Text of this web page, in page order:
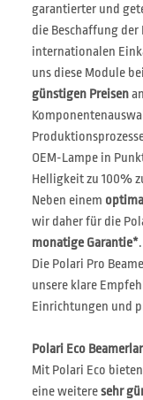
garantierter und
die Beschaffung
internationalen
uns diese Module
günstigen Preisen
OEM-Lampe in
Helligkeit zu 100%
Neben einem
wir daher für die
monatige Garantie*.
Die Polari Pro
unsere klare
Einrichtungen und
Polari Eco
Mit Polari Eco
eine weiteresehr